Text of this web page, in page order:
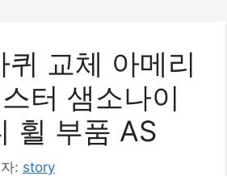
퀴 교체 아메리
터 샘소나이
휠 부품 AS
: story